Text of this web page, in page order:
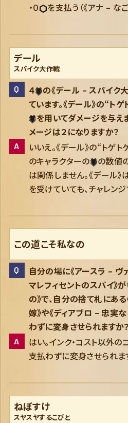
・０
を支払う（《アナ – な
デール
スパイク大作戦
４
の《デール – スパイク
ています。《デール》の“ト
を用いてダメージを与え
メージは２になりますか？
いいえ。《デール》の“トゲ
のキャラクターの
の数値
は関係しません。《デール》
を受けていても、チャレン
この道こそ私なの
自分の場に《アースラ – ヴ
マレフィセントのスパイ》
の》で、自分の捨て札にあ
嫁》や《ディアブロ – 忠実
わずに変身させられますか？
はい。インク・コスト以外の
支払わずに変身させられま
ねぼすけ
スヤスヤするこびと